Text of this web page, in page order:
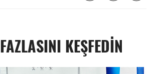
KEŞFEDİN